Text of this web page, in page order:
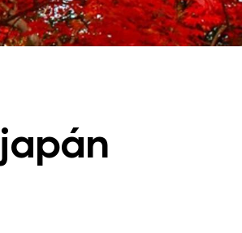
Címlap - Az iskoláról